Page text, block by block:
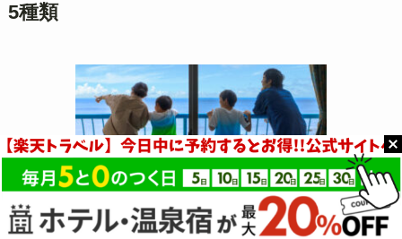
5種類
バルコニーからの眺め（引用：グリーンプラザ鴨川公式HP）
グリーンプラザ鴨川は、全室オーシャンビュー！